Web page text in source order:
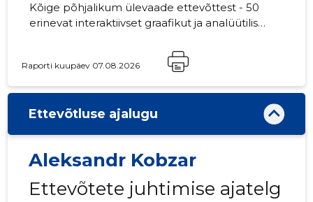
Kõige põhjalikum ülevaade ettevõttest - 50
erinevat interaktiivset graafikut ja analüütilist
Raporti kuupäev 07.08.2026
Ettevõtluse ajalugu
Aleksandr Kobzar
Ettevõtete juhtimise ajatelg